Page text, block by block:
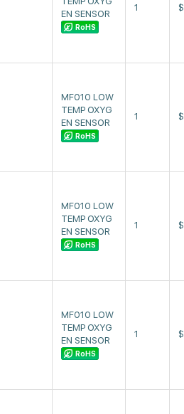
EN SENSOR
RoHS
1 $
MF010 LOW
TEMP OXYG
EN SENSOR
RoHS
1 $
MF010 LOW
TEMP OXYG
EN SENSOR
RoHS
1 $
MF010 LOW
TEMP OXYG
EN SENSOR
RoHS
1 $